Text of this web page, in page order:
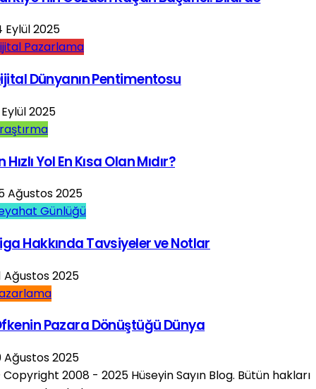
Eylül 2025
Pazarlama
Dünyanın Pentimentosu
2025
Hızlı Yol En Kısa Olan Mıdır?
Ağustos 2025
Günlüğü
Hakkında Tavsiyeler ve Notlar
Ağustos 2025
Pazara Dönüştüğü Dünya
Ağustos 2025
2008 - 2025 Hüseyin Sayın Blog. Bütün hakları